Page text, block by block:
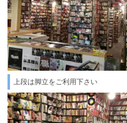
上段は脚立をご利用下さい